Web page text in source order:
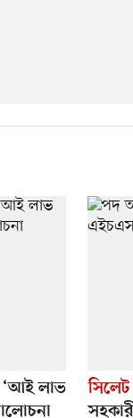
‘আই লাভ
সিলেট